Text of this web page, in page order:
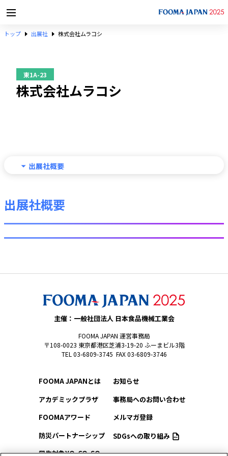
トップ 出展社 株式会社ムラコシ
東1A-23
株式会社ムラコシ
出展社概要
出展社概要
主催：一般社団法人 日本食品機械工業会
FOOMA JAPAN 運営事務局
〒108-0023 東京都港区芝浦3-19-20 ふーまビル3階
TEL 03-6809-3745 FAX 03-6809-3746
FOOMA JAPANとは
アカデミックプラザ
FOOMAアワード
防災パートナーシップ
学生対象YO-CO-SO
お知らせ
事務局へのお問い合わせ
メルマガ登録
SDGsへの取り組み